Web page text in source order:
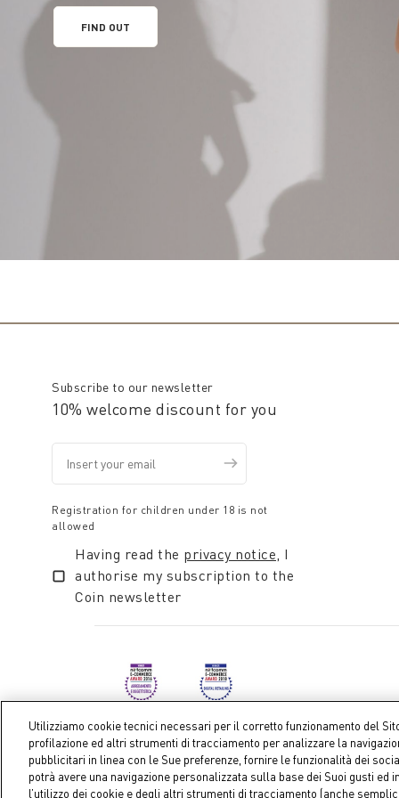
FIND OUT
Subscribe to our newsletter
10% welcome discount for you
Registration for children under 18 is not
allowed
Having read the privacy notice , I
authorise my subscription to the
Coin newsletter
Coin S.p.A. Tax code / VAT number 04391480276,
Utilizziamo cookie tecnici necessari per il corretto funzionamento del
profilazione ed altri strumenti di tracciamento per analizzare la
pubblicitari in linea con le Sue preferenze, fornire le funzionalità dei
potrà avere una navigazione personalizzata sulla base dei Suoi gusti
l’utilizzo dei cookie e degli altri strumenti di tracciamento (anche